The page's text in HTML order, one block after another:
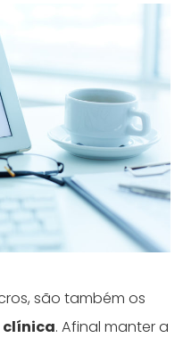
são também os
clínica. Afinal manter a